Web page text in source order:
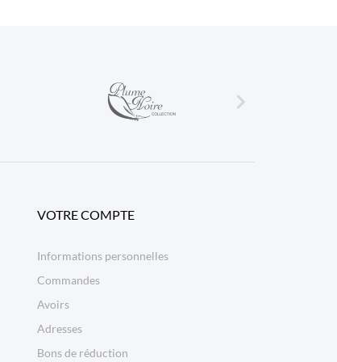

VOTRE COMPTE
Informations personnelles
Commandes
Avoirs
Adresses
Bons de réduction